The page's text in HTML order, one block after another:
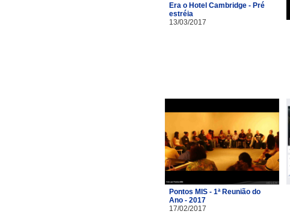
Era o Hotel Cambridge - Pré
estréia
13/03/2017
Pontos MIS - 1ª Reunião do
Ano - 2017
17/02/2017